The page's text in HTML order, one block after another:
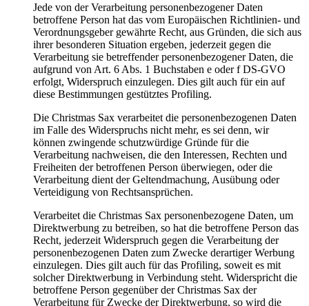
Jede von der Verarbeitung personenbezogener Daten
betroffene Person hat das vom Europäischen Richtlinien- und
Verordnungsgeber gewährte Recht, aus Gründen, die sich aus
ihrer besonderen Situation ergeben, jederzeit gegen die
Verarbeitung sie betreffender personenbezogener Daten, die
aufgrund von Art. 6 Abs. 1 Buchstaben e oder f DS-GVO
erfolgt, Widerspruch einzulegen. Dies gilt auch für ein auf
diese Bestimmungen gestütztes Profiling.
Die Christmas Sax verarbeitet die personenbezogenen Daten
im Falle des Widerspruchs nicht mehr, es sei denn, wir
können zwingende schutzwürdige Gründe für die
Verarbeitung nachweisen, die den Interessen, Rechten und
Freiheiten der betroffenen Person überwiegen, oder die
Verarbeitung dient der Geltendmachung, Ausübung oder
Verteidigung von Rechtsansprüchen.
Verarbeitet die Christmas Sax personenbezogene Daten, um
Direktwerbung zu betreiben, so hat die betroffene Person das
Recht, jederzeit Widerspruch gegen die Verarbeitung der
personenbezogenen Daten zum Zwecke derartiger Werbung
einzulegen. Dies gilt auch für das Profiling, soweit es mit
solcher Direktwerbung in Verbindung steht. Widerspricht die
betroffene Person gegenüber der Christmas Sax der
Verarbeitung für Zwecke der Direktwerbung, so wird die